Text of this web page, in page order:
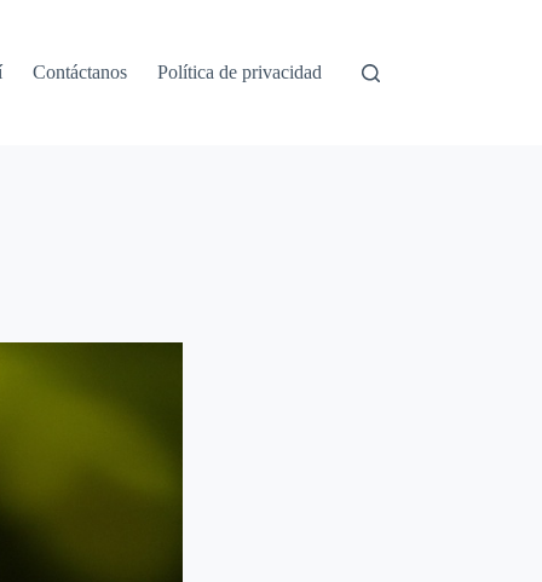
Contáctanos Política de privacidad